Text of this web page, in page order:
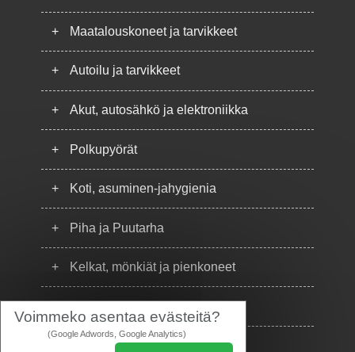
Voimmeko asentaa evästeitä?
(Google Adwords, Google Analytics)
+ Maatalouskoneet ja tarvikkeet
+ Autoilu ja tarvikkeet
+ Akut, autosähkö ja elektroniikka
+ Polkupyörät
+ Koti, asuminen-jahygienia
+ Piha ja Puutarha
+ Kelkat, mönkiät ja pienkoneet